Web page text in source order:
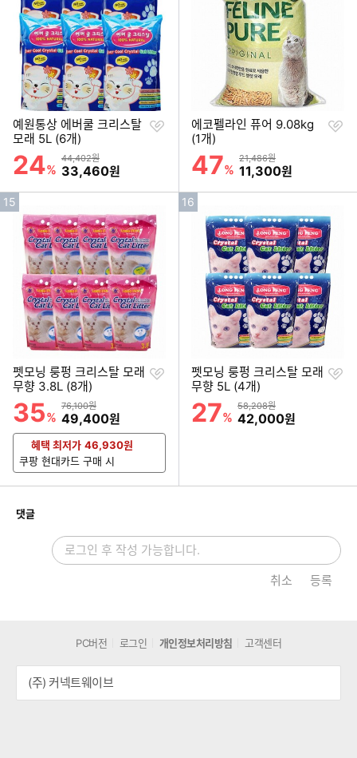
예원통상 에버쿨 크리스탈
모래 5L (6개)
할인률
24%
상품금액
44,402원
할인금액
33,460원
찜
에코펠라인 퓨어 9.08kg
(1개)
할인률
47%
상품금액
21,486원
할인금액
11,300원
찜
인
15
펫모닝 룽펑 크리스탈 모래
무향 3.8L (8개)
할인률
35%
상품금액
76,100원
할인금액
49,400원
찜
혜택 최저가 46,930원
쿠팡 현대카드 구매 시
인
16
펫모닝 룽펑 크리스탈 모래
무향 5L (4개)
할인률
27%
상품금액
58,208원
할인금액
42,000원
찜
댓글개
취소 등록
PC버전 로그인 개인정보처리방침 고객센터
(주) 커넥트웨이브